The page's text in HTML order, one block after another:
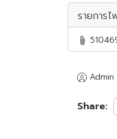
รายการไ
Admin
Share: